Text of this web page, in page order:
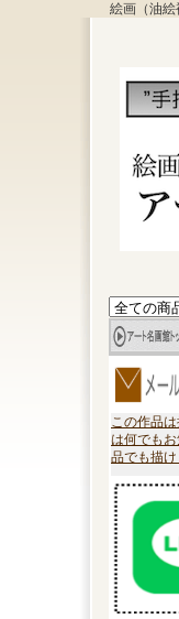
絵画（油
この作品
は何でも
品でも描け